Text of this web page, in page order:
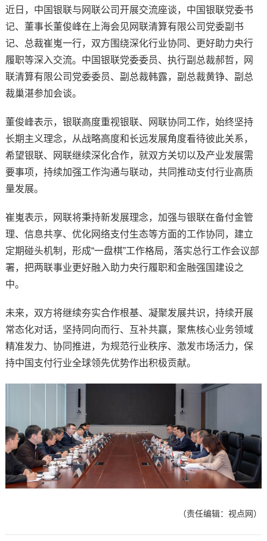
近日，中国银联与网联公司开展交流座谈，中国银联党委书
记、董事长董俊峰在上海会见网联清算有限公司党委副书
记、总裁崔嵬一行，双方围绕深化行业协同、更好助力央行
履职等深入交流。中国银联党委委员、执行副总裁郝哲，网
联清算有限公司党委委员、副总裁韩露，副总裁黄铮、副总
裁巢湛参加会谈。
董俊峰表示，银联高度重视银联、网联协同工作，始终坚持
长期主义理念，从战略高度和长远发展角度看待彼此关系，
希望银联、网联继续深化合作，就双方关切以及产业发展需
要事项，持续加强工作沟通与联动，共同推动支付行业高质
量发展。
崔嵬表示，网联将秉持新发展理念，加强与银联在备付金管
理、信息共享、优化网络支付生态等方面的工作协同，建立
定期碰头机制，形成“一盘棋”工作格局，落实总行工作会议部
署，把两联事业更好融入助力央行履职和金融强国建设之
中。
未来，双方将继续夯实合作根基、凝聚发展共识，持续开展
常态化对话，坚持同向而行、互补共赢，聚焦核心业务领域
精准发力、协同推进，为规范行业秩序、激发市场活力，保
持中国支付行业全球领先优势作出积极贡献。
（责任编辑：视点网）